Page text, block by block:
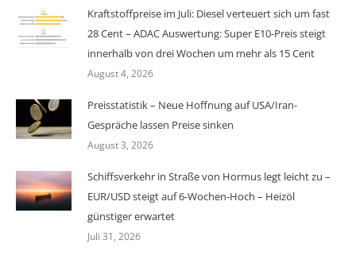
Kraftstoffpreise im Juli: Diesel verteuert sich um fast
28 Cent – ADAC Auswertung: Super E10-Preis steigt
innerhalb von drei Wochen um mehr als 15 Cent
August 4, 2026
Preisstatistik – Neue Hoffnung auf USA/Iran-
Gespräche lassen Preise sinken
August 3, 2026
Schiffsverkehr in Straße von Hormus legt leicht zu –
EUR/USD steigt auf 6-Wochen-Hoch – Heizöl
günstiger erwartet
Juli 31, 2026